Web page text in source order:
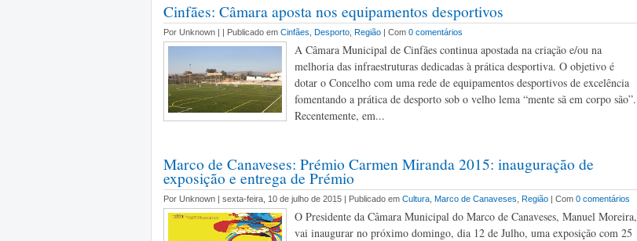
Cinfães: Câmara aposta nos equipamentos desportivos
Por Unknown | | Publicado em Cinfães Desporto Região | Com 0 comentários
A Câmara Municipal de Cinfães continua apostada na criação e/ou na
melhoria das infraestruturas dedicadas à prática desportiva. O objetivo é
dotar o Concelho com uma rede de equipamentos desportivos de excelência
fomentando a prática de desporto sob o velho lema “mente sã em corpo são”.
Recentemente, em...
Marco de Canaveses: Prémio Carmen Miranda 2015: inauguração de
exposição e entrega de Prémio
Por Unknown | sexta-feira, 10 de julho de 2015 | Publicado em Cultura Marco de Canaveses Região | Com 0 comentários
O Presidente da Câmara Municipal do Marco de Canaveses, Manuel Moreira,
vai inaugurar no próximo domingo, dia 12 de Julho, uma exposição com 25